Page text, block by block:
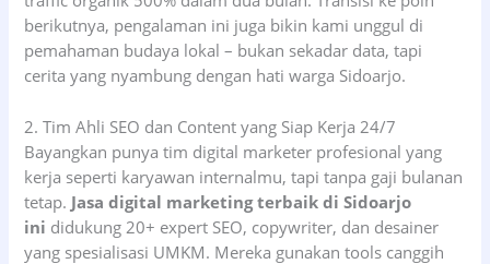
berikutnya, pengalaman ini juga bikin kami unggul di
pemahaman budaya lokal – bukan sekadar data, tapi
cerita yang nyambung dengan hati warga Sidoarjo.
2. Tim Ahli SEO dan Content yang Siap Kerja 24/7
Bayangkan punya tim digital marketer profesional yang
kerja seperti karyawan internalmu, tapi tanpa gaji bulanan
tetap. Jasa digital marketing terbaik di Sidoarjo
ini didukung 20+ expert SEO, copywriter, dan desainer
yang spesialisasi UMKM. Mereka gunakan tools canggih